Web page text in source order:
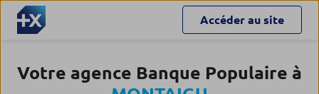
Accéder au site
Votre agence Banque Populaire à